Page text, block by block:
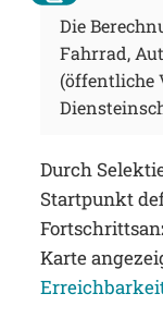
Die
Fahrrad,
(öffentliche
Durch
Startpunkt
Karte